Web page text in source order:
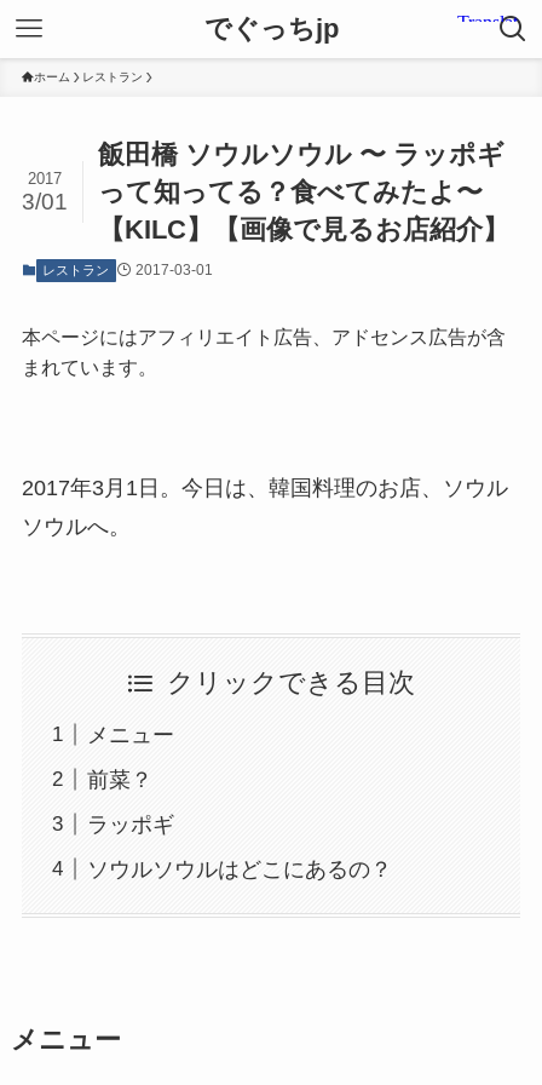
でぐっちjp
ホーム レストラン
飯田橋 ソウルソウル 〜 ラッポギ
って知ってる？食べてみたよ〜
【KILC】【画像で見るお店紹介】
2017
3/01
レストラン 2017-03-01
本ページにはアフィリエイト広告、アドセンス広告が含
まれています。
2017年3月1日。今日は、韓国料理のお店、ソウル
ソウルへ。
クリックできる目次
メニュー
前菜？
ラッポギ
ソウルソウルはどこにあるの？
メニュー